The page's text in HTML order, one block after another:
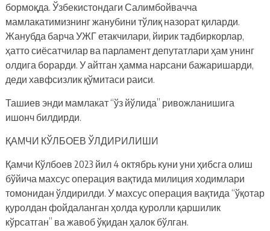
бормоқда. Ўзбекистондаги Салимбойвачча
мамлакатимизнинг жанубини тўлиқ назорат қиларди.
Жанубда барча УЖГ етакчилари, йирик тадбиркорлар,
ҳатто сиёсатчилар ва парламент депутатлари ҳам унинг
олдига борарди. У айтган ҳамма нарсани бажаришарди,
деди хавфсизлик қўмитаси раиси.
Ташиев энди мамлакат “ўз йўлида” ривожланишига
ишонч билдирди.
ҚАМЧИ КЎЛБОЕВ ЎЛДИРИЛИШИ
Қамчи Кўлбоев 2023 йил 4 октябрь куни уни ҳибсга олиш
бўйича махсус операция вақтида милиция ходимлари
томонидан ўлдирилди. У махсус операция вақтида “ўқотар
қуролдан фойдаланган ҳолда қуролли қаршилик
кўрсатган” ва жавоб ўқидан ҳалок бўлган.